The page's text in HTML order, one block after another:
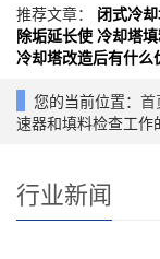
推荐文章： 闭式冷
除垢延长使 冷却塔
冷却塔改造后有什么
您的当前位置： 首
速器和填料检查工作
行业新闻